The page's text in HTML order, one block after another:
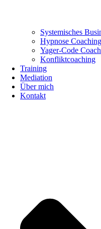
Systemisches
Hypnose Coaching
Yager-Code
Konfliktcoaching
Training
Mediation
Über mich
Kontakt